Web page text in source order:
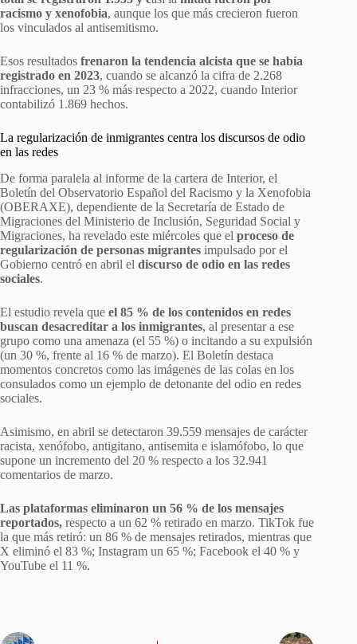
racismo y xenofobia, aunque los que más crecieron fueron
los vinculados al antisemitismo.
Esos resultados frenaron la tendencia alcista que se había
registrado en 2023, cuando se alcanzó la cifra de 2.268
infracciones, un 23 % más respecto a 2022, cuando Interior
contabilizó 1.869 hechos.
La regularización de inmigrantes centra los discursos de odio
en las redes
De forma paralela al informe de la cartera de Interior, el
Boletín del Observatorio Español del Racismo y la Xenofobia
(OBERAXE), dependiente de la Secretaría de Estado de
Migraciones del Ministerio de Inclusión, Seguridad Social y
Migraciones, ha revelado este miércoles que el proceso de
regularización de personas migrantes impulsado por el
Gobierno centró en abril el discurso de odio en las redes
sociales.
El estudio revela que el 85 % de los contenidos en redes
buscan desacreditar a los inmigrantes, al presentar a ese
grupo como una amenaza (el 55 %) o incitando a su expulsión
(un 30 %, frente al 16 % de marzo). El Boletín destaca
momentos concretos como las imágenes de las colas en los
consulados como un ejemplo de detonante del odio en redes
sociales.
Asimismo, en abril se detectaron 39.559 mensajes de carácter
racista, xenófobo, antigitano, antisemita e islamófobo, lo que
supone un incremento del 20 % respecto a los 32.941
comentarios de marzo.
Las plataformas eliminaron un 56 % de los mensajes
reportados, respecto a un 62 % retirado en marzo. TikTok fue
la que más retiró: un 86 % de mensajes retirados, mientras que
X eliminó el 83 %; Instagram un 65 %; Facebook el 40 % y
YouTube el 11 %.